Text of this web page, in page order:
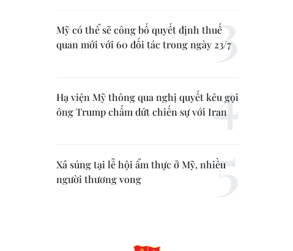
Mỹ có thể sẽ công bố quyết định thuế
quan mới với 60 đối tác trong ngày 23/7
Hạ viện Mỹ thông qua nghị quyết kêu gọi
ông Trump chấm dứt chiến sự với Iran
Xả súng tại lễ hội ẩm thực ở Mỹ, nhiều
người thương vong